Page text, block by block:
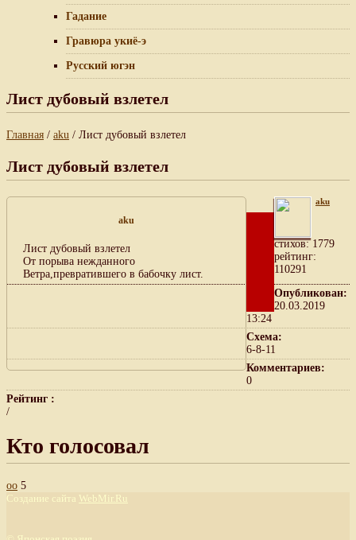
Гадание
Гравюра укиё-э
Русский югэн
Лист дубовый взлетел
Главная / aku / Лист дубовый взлетел
Лист дубовый взлетел
aku
Лист дубовый взлетел
От порыва нежданного
Ветра,превратившего в бабочку лист.
aku
cтихов: 1779
рейтинг:
110291
Опубликован:
20.03.2019
13:24
Схема:
6-8-11
Комментариев:
0
Рейтинг :
/
Кто голосовал
оо 5
Создание сайта WebMir.Ru